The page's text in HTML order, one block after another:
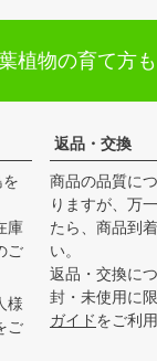
植物の育て方
庫
ご
様
ご
返品・交換
商品の品質に
りますが、万
たら、商品到
い。
返品・交換に
封・未使用に
ガイドをご利